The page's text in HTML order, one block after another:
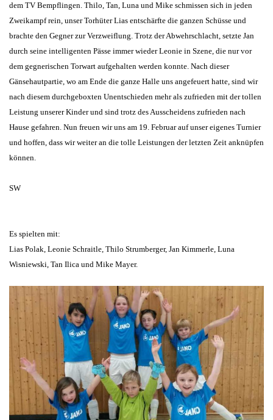
dem TV Bempflingen. Thilo, Tan, Luna und Mike schmissen sich in jeden
Zweikampf rein, unser Torhüter Lias entschärfte die ganzen Schüsse und
brachte den Gegner zur Verzweiflung. Trotz der Abwehrschlacht, setzte Jan
durch seine intelligenten Pässe immer wieder Leonie in Szene, die nur vor
dem gegnerischen Torwart aufgehalten werden konnte. Nach dieser
Gänsehautpartie, wo am Ende die ganze Halle uns angefeuert hatte, sind wir
nach diesem durchgeboxten Unentschieden mehr als zufrieden mit der tollen
Leistung unserer Kinder und sind trotz des Ausscheidens zufrieden nach
Hause gefahren. Nun freuen wir uns am 19. Februar auf unser eigenes Turnier
und hoffen, dass wir weiter an die tolle Leistungen der letzten Zeit anknüpfen
können.
SW
Es spielten mit:
Lias Polak, Leonie Schraitle, Thilo Strumberger, Jan Kimmerle, Luna
Wisniewski, Tan Ilica und Mike Mayer.